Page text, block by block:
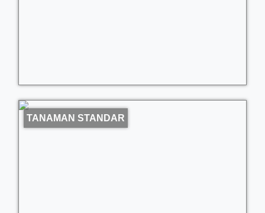
TANAMAN STANDAR